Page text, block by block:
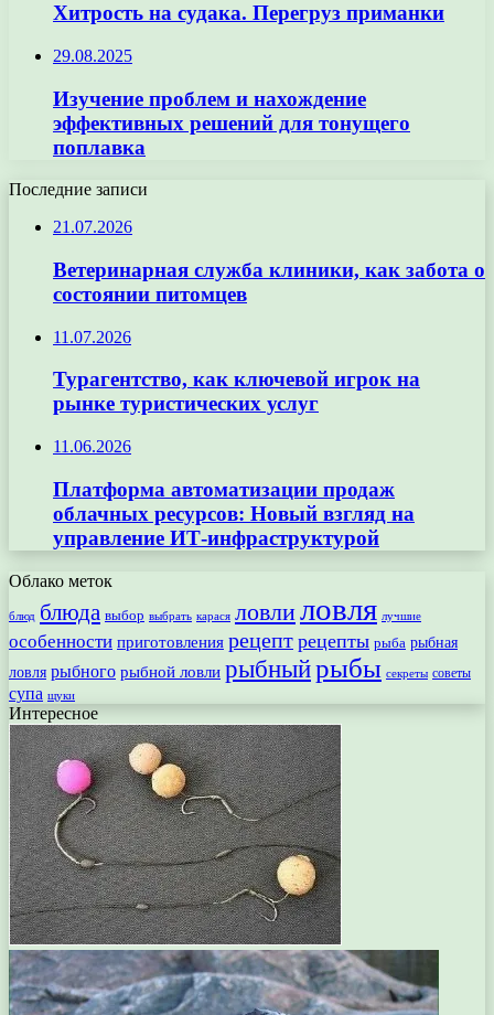
Хитрость на судака. Перегруз приманки
29.08.2025
Изучение проблем и нахождение
эффективных решений для тонущего
поплавка
Последние записи
21.07.2026
Ветеринарная служба клиники, как забота о
состоянии питомцев
11.07.2026
Турагентство, как ключевой игрок на
рынке туристических услуг
11.06.2026
Платформа автоматизации продаж
облачных ресурсов: Новый взгляд на
управление ИТ-инфраструктурой
Облако меток
блюд блюда выбор выбрать карася ловлиловля лучшие
особенности приготовления рецепт рецепты рыба рыбная
ловля рыбного рыбной ловли рыбныйрыбы секреты советы
супа щуки
Интересное